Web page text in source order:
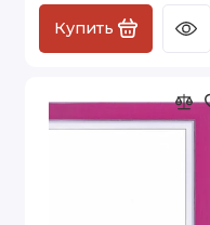
Купить